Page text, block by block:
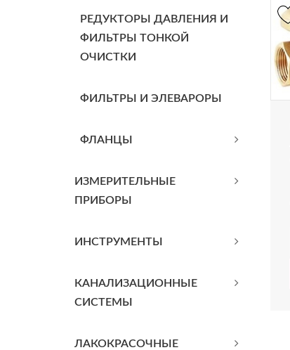
РЕДУКТОРЫ ДАВЛЕНИЯ И
ФИЛЬТРЫ ТОНКОЙ
ОЧИСТКИ
ФИЛЬТРЫ И ЭЛЕВАРОРЫ
ФЛАНЦЫ
ИЗМЕРИТЕЛЬНЫЕ
ПРИБОРЫ
ИНСТРУМЕНТЫ
КАНАЛИЗАЦИОННЫЕ
СИСТЕМЫ
ЛАКОКРАСОЧНЫЕ